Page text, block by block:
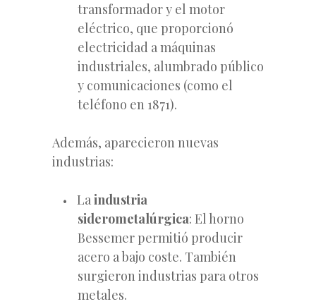
transformador y el motor
eléctrico, que proporcionó
electricidad a máquinas
industriales, alumbrado público
y comunicaciones (como el
teléfono en 1871).
Además, aparecieron nuevas
industrias:
Laindustria
siderometalúrgica: El horno
Bessemer permitió producir
acero a bajo coste. También
surgieron industrias para otros
metales.